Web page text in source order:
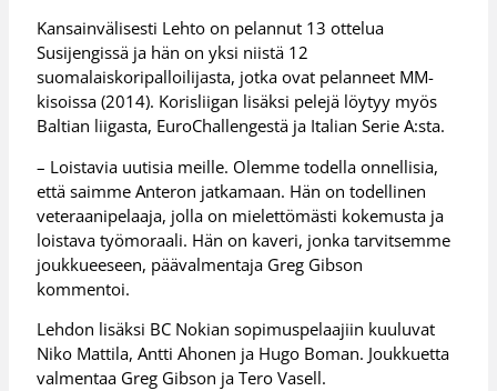
Kansainvälisesti Lehto on pelannut 13 ottelua
Susijengissä ja hän on yksi niistä 12
suomalaiskoripalloilijasta, jotka ovat pelanneet MM-
kisoissa (2014). Korisliigan lisäksi pelejä löytyy myös
Baltian liigasta, EuroChallengestä ja Italian Serie A:sta.
– Loistavia uutisia meille. Olemme todella onnellisia,
että saimme Anteron jatkamaan. Hän on todellinen
veteraanipelaaja, jolla on mielettömästi kokemusta ja
loistava työmoraali. Hän on kaveri, jonka tarvitsemme
joukkueeseen, päävalmentaja Greg Gibson
kommentoi.
Lehdon lisäksi BC Nokian sopimuspelaajiin kuuluvat
Niko Mattila, Antti Ahonen ja Hugo Boman. Joukkuetta
valmentaa Greg Gibson ja Tero Vasell.